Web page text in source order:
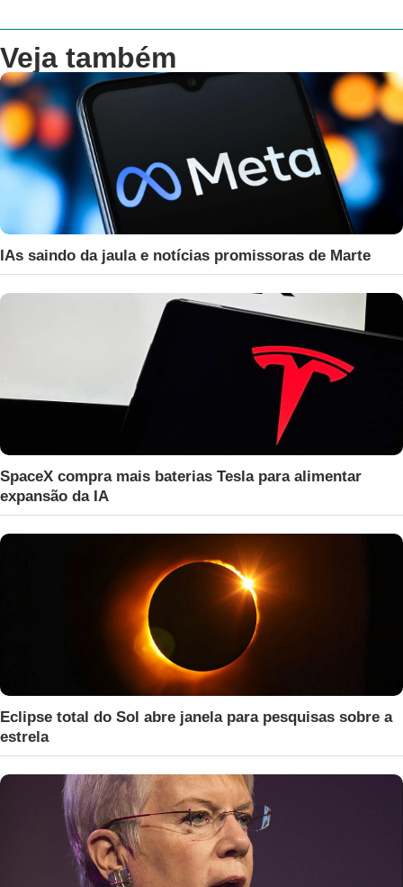
Veja também
IAs saindo da jaula e notícias promissoras de Marte
SpaceX compra mais baterias Tesla para alimentar
expansão da IA
Eclipse total do Sol abre janela para pesquisas sobre a
estrela